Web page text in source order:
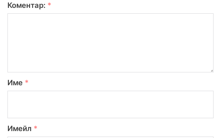
Коментар: *
Име *
Имейл *